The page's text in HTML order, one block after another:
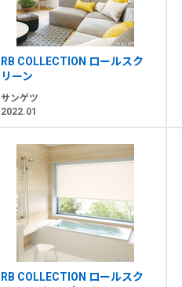
RB COLLECTION ロールスク
リーン
サンゲツ
2022.01
RB COLLECTION ロールスク